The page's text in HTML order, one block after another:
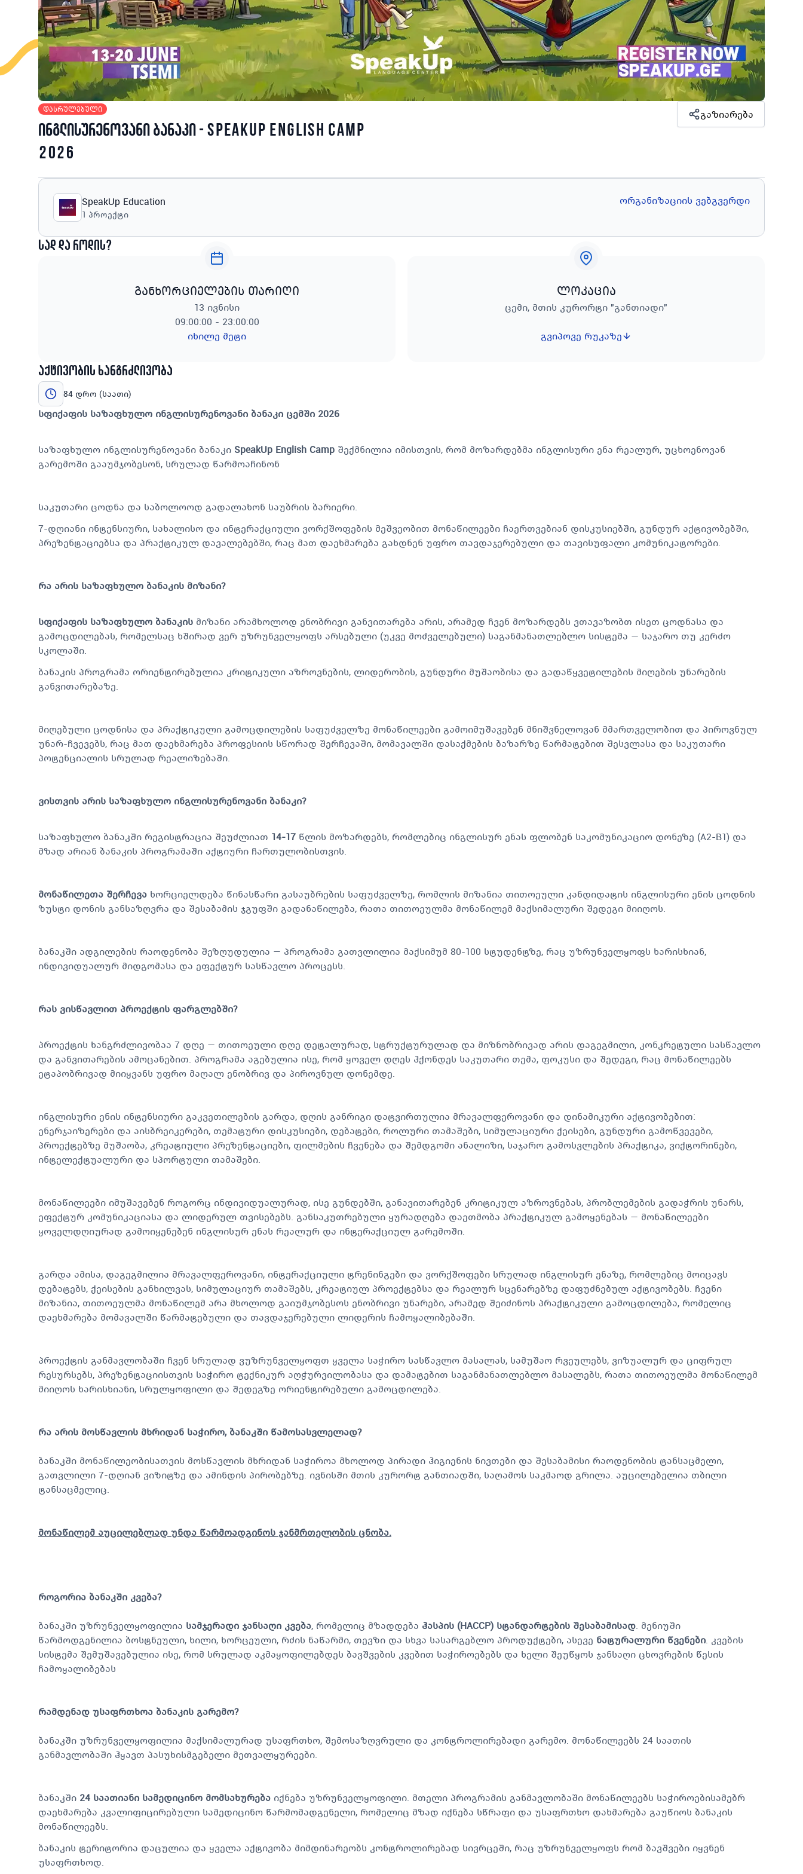
დასრულებული
ინგლისურენოვანი ბანაკი - SpeakUp English Camp
2026
გაზიარება
SpeakUp Education
1 პროექტი
ორგანიზაციის ვებგვერდი
სად და როდის?
განხორციელების თარიღი
13 ივნისი
09:00:00 - 23:00:00
იხილე მეტი
ლოკაცია
ცემი, მთის კურორტი "განთიადი"
გვიპოვე რუკაზე
აქტივობის ხანგრძლივობა
84 დრო (საათი)
სფიქაფის საზაფხულო ინგლისურენოვანი ბანაკი ცემში 2026
საზაფხულო ინგლისურენოვანი ბანაკი SpeakUp English Camp შექმნილია იმისთვის, რომ მოზარდებმა ინგლისური ენა რეალურ, უცხოენოვან
გარემოში გააუმჯობესონ, სრულად წარმოაჩინონ
საკუთარი ცოდნა და საბოლოოდ გადალახონ საუბრის ბარიერი.
7-დღიანი ინტენსიური, სახალისო და ინტერაქციული ვორქშოფების მეშვეობით მონაწილეები ჩაერთვებიან დისკუსიებში, გუნდურ აქტივობებში,
პრეზენტაციებსა და პრაქტიკულ დავალებებში, რაც მათ დაეხმარება გახდნენ უფრო თავდაჯერებული და თავისუფალი კომუნიკატორები.
რა არის საზაფხულო ბანაკის მიზანი?
სფიქაფის საზაფხულო ბანაკის მიზანი არამხოლოდ ენობრივი განვითარება არის, არამედ ჩვენ მოზარდებს ვთავაზობთ ისეთ ცოდნასა და
გამოცდილებას, რომელსაც ხშირად ვერ უზრუნველყოფს არსებული (უკვე მოძველებული) საგანმანათლებლო სისტემა — საჯარო თუ კერძო
სკოლაში.
ბანაკის პროგრამა ორიენტირებულია კრიტიკული აზროვნების, ლიდერობის, გუნდური მუშაობისა და გადაწყვეტილების მიღების უნარების
განვითარებაზე.
მიღებული ცოდნისა და პრაქტიკული გამოცდილების საფუძველზე მონაწილეები გამოიმუშავებენ მნიშვნელოვან მმართველობით და პიროვნულ
უნარ-ჩვევებს, რაც მათ დაეხმარება პროფესიის სწორად შერჩევაში, მომავალში დასაქმების ბაზარზე წარმატებით შესვლასა და საკუთარი
პოტენციალის სრულად რეალიზებაში.
ვისთვის არის საზაფხულო ინგლისურენოვანი ბანაკი?
საზაფხულო ბანაკში რეგისტრაცია შეუძლიათ 14-17 წლის მოზარდებს, რომლებიც ინგლისურ ენას ფლობენ საკომუნიკაციო დონეზე (A2-B1) და
მზად არიან ბანაკის პროგრამაში აქტიური ჩართულობისთვის.
მონაწილეთა შერჩევა ხორციელდება წინასწარი გასაუბრების საფუძველზე, რომლის მიზანია თითოეული კანდიდატის ინგლისური ენის ცოდნის
ზუსტი დონის განსაზღვრა და შესაბამის ჯგუფში გადანაწილება, რათა თითოეულმა მონაწილემ მაქსიმალური შედეგი მიიღოს.
ბანაკში ადგილების რაოდენობა შეზღუდულია — პროგრამა გათვლილია მაქსიმუმ 80-100 სტუდენტზე, რაც უზრუნველყოფს ხარისხიან,
ინდივიდუალურ მიდგომასა და ეფექტურ სასწავლო პროცესს.
რას ვისწავლით პროექტის ფარგლებში?
პროექტის ხანგრძლივობაა 7 დღე — თითოეული დღე დეტალურად, სტრუქტურულად და მიზნობრივად არის დაგეგმილი, კონკრეტული სასწავლო
და განვითარების ამოცანებით. პროგრამა აგებულია ისე, რომ ყოველ დღეს ჰქონდეს საკუთარი თემა, ფოკუსი და შედეგი, რაც მონაწილეებს
ეტაპობრივად მიიყვანს უფრო მაღალ ენობრივ და პიროვნულ დონემდე.
ინგლისური ენის ინტენსიური გაკვეთილების გარდა, დღის განრიგი დატვირთულია მრავალფეროვანი და დინამიკური აქტივობებით:
ენერჯაიზერები და აისბრეიკერები, თემატური დისკუსიები, დებატები, როლური თამაშები, სიმულაციური ქეისები, გუნდური გამოწვევები,
პროექტებზე მუშაობა, კრეატიული პრეზენტაციები, ფილმების ჩვენება და შემდგომი ანალიზი, საჯარო გამოსვლების პრაქტიკა, ვიქტორინები,
ინტელექტუალური და სპორტული თამაშები.
მონაწილეები იმუშავებენ როგორც ინდივიდუალურად, ისე გუნდებში, განავითარებენ კრიტიკულ აზროვნებას, პრობლემების გადაჭრის უნარს,
ეფექტურ კომუნიკაციასა და ლიდერულ თვისებებს. განსაკუთრებული ყურადღება დაეთმობა პრაქტიკულ გამოყენებას — მონაწილეები
ყოველდღიურად გამოიყენებენ ინგლისურ ენას რეალურ და ინტერაქციულ გარემოში.
გარდა ამისა, დაგეგმილია მრავალფეროვანი, ინტერაქციული ტრენინგები და ვორქშოფები სრულად ინგლისურ ენაზე, რომლებიც მოიცავს
დებატებს, ქეისების განხილვას, სიმულაციურ თამაშებს, კრეატიულ პროექტებსა და რეალურ სცენარებზე დაფუძნებულ აქტივობებს. ჩვენი
მიზანია, თითოეულმა მონაწილემ არა მხოლოდ გაიუმჯობესოს ენობრივი უნარები, არამედ შეიძინოს პრაქტიკული გამოცდილება, რომელიც
დაეხმარება მომავალში წარმატებული და თავდაჯერებული ლიდერის ჩამოყალიბებაში.
პროექტის განმავლობაში ჩვენ სრულად ვუზრუნველყოფთ ყველა საჭირო სასწავლო მასალას, სამუშაო რვეულებს, ვიზუალურ და ციფრულ
რესურსებს, პრეზენტაციისთვის საჭირო ტექნიკურ აღჭურვილობასა და დამატებით საგანმანათლებლო მასალებს, რათა თითოეულმა მონაწილემ
მიიღოს ხარისხიანი, სრულყოფილი და შედეგზე ორიენტირებული გამოცდილება.
რა არის მოსწავლის მხრიდან საჭირო, ბანაკში წამოსასვლელად?
ბანაკში მონაწილეობისათვის მოსწავლის მხრიდან საჭიროა მხოლოდ პირადი ჰიგიენის ნივთები და შესაბამისი რაოდენობის ტანსაცმელი,
გათვლილი 7-დღიან ვიზიტზე და ამინდის პირობებზე. ივნისში მთის კურორტ განთიადში, საღამოს საკმაოდ გრილა. აუცილებელია თბილი
ტანსაცმელიც.
მონაწილემ აუცილებლად უნდა წარმოადგინოს ჯანმრთელობის ცნობა.
როგორია ბანაკში კვება?
ბანაკში უზრუნველყოფილია სამჯერადი ჯანსაღი კვება, რომელიც მზადდება ჰასპის (HACCP) სტანდარტების შესაბამისად. მენიუში
წარმოდგენილია ბოსტნეული, ხილი, ხორცეული, რძის ნაწარმი, თევზი და სხვა სასარგებლო პროდუქტები, ასევე ნატურალური წვენები. კვების
სისტემა შემუშავებულია ისე, რომ სრულად აკმაყოფილებდეს ბავშვების კვებით საჭიროებებს და ხელი შეუწყოს ჯანსაღი ცხოვრების წესის
ჩამოყალიბებას
რამდენად უსაფრთხოა ბანაკის გარემო?
ბანაკში უზრუნველყოფილია მაქსიმალურად უსაფრთხო, შემოსაზღვრული და კონტროლირებადი გარემო. მონაწილეებს 24 საათის
განმავლობაში ჰყავთ პასუხისმგებელი მეთვალყურეები.
ბანაკში 24 საათიანი სამედიცინო მომსახურება იქნება უზრუნველყოფილი. მთელი პროგრამის განმავლობაში მონაწილეებს საჭიროებისამებრ
დაეხმარება კვალიფიცირებული სამედიცინო წარმომადგენელი, რომელიც მზად იქნება სწრაფი და უსაფრთხო დახმარება გაუწიოს ბანაკის
მონაწილეებს.
ბანაკის ტერიტორია დაცულია და ყველა აქტივობა მიმდინარეობს კონტროლირებად სივრცეში, რაც უზრუნველყოფს რომ ბავშვები იყვნენ
უსაფრთხოდ.